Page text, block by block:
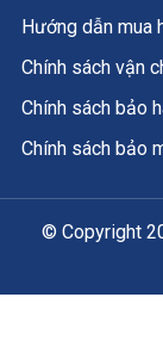
Hướng dẫn mua
Chính sách vận
Chính sách bảo
Chính sách bảo
© Copyright